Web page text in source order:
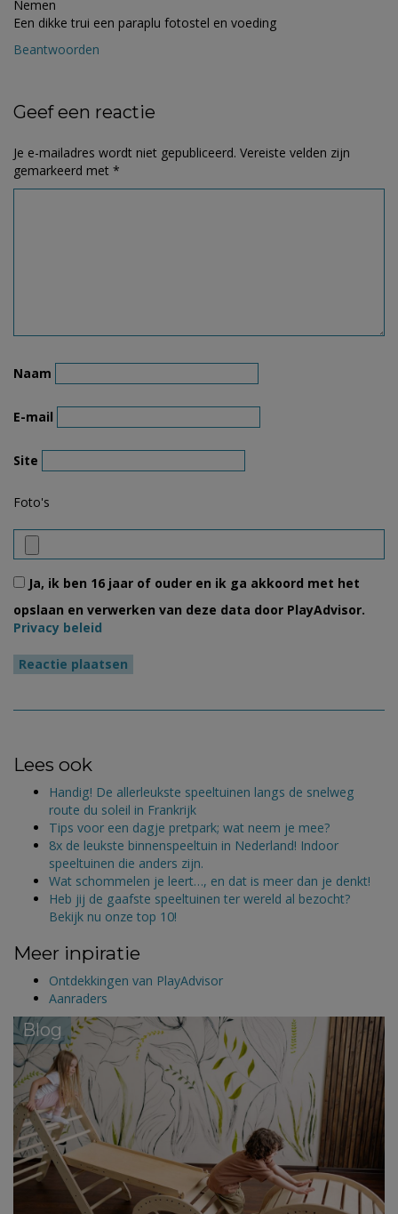
Nemen
Een dikke trui een paraplu fotostel en voeding
Beantwoorden
Geef een reactie
Je e-mailadres wordt niet gepubliceerd. Vereiste velden zijn
gemarkeerd met *
Naam
E-mail
Site
Foto's
Ja, ik ben 16 jaar of ouder en ik ga akkoord met het
opslaan en verwerken van deze data door PlayAdvisor.
Privacy beleid
Lees ook
Handig! De allerleukste speeltuinen langs de snelweg
route du soleil in Frankrijk
Tips voor een dagje pretpark; wat neem je mee?
8x de leukste binnenspeeltuin in Nederland! Indoor
speeltuinen die anders zijn.
Wat schommelen je leert…, en dat is meer dan je denkt!
Heb jij de gaafste speeltuinen ter wereld al bezocht?
Bekijk nu onze top 10!
Meer inpiratie
Ontdekkingen van PlayAdvisor
Aanraders
Blog